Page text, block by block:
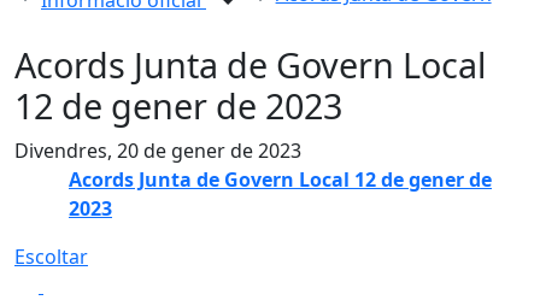
Acords Junta de Govern Local
12 de gener de 2023
Divendres, 20 de gener de 2023
Acords Junta de Govern Local 12 de gener de
2023
Escoltar